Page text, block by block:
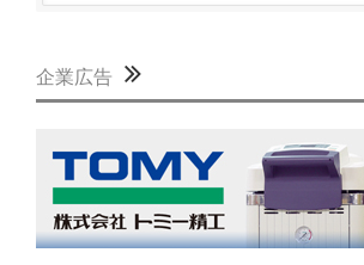
企業広告